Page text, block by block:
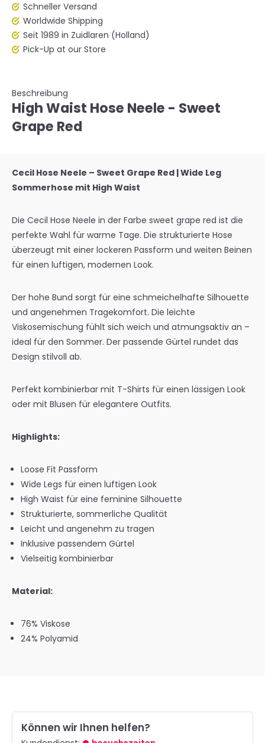
Schneller Versand
Worldwide Shipping
Seit 1989 in Zuidlaren (Holland)
Pick-Up at our Store
Beschreibung
High Waist Hose Neele - Sweet
Grape Red
Cecil Hose Neele – Sweet Grape Red | Wide Leg
Sommerhose mit High Waist
Die Cecil Hose Neele in der Farbe sweet grape red ist die
perfekte Wahl für warme Tage. Die strukturierte Hose
überzeugt mit einer lockeren Passform und weiten Beinen
für einen luftigen, modernen Look.
Der hohe Bund sorgt für eine schmeichelhafte Silhouette
und angenehmen Tragekomfort. Die leichte
Viskosemischung fühlt sich weich und atmungsaktiv an –
ideal für den Sommer. Der passende Gürtel rundet das
Design stilvoll ab.
Perfekt kombinierbar mit T-Shirts für einen lässigen Look
oder mit Blusen für elegantere Outfits.
Highlights:
Loose Fit Passform
Wide Legs für einen luftigen Look
High Waist für eine feminine Silhouette
Strukturierte, sommerliche Qualität
Leicht und angenehm zu tragen
Inklusive passendem Gürtel
Vielseitig kombinierbar
Material:
76% Viskose
24% Polyamid
Können wir Ihnen helfen?